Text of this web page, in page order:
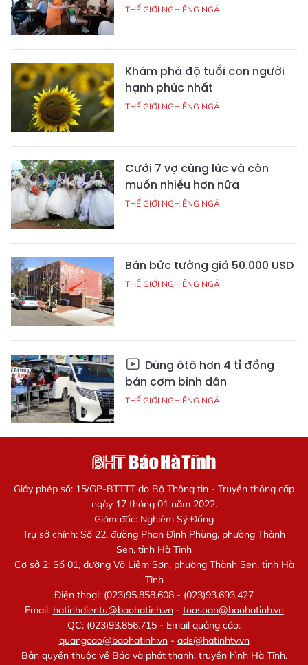
THẾ GIỚI NGHIÊNG NGẢ
Khám phá độ tuổi con người
hạnh phúc nhất
THẾ GIỚI NGHIÊNG NGẢ
Cưới 7 vợ cùng lúc và còn
muốn nhiều hơn nữa
THẾ GIỚI NGHIÊNG NGẢ
Bán bức tường giá 50.000 USD
THẾ GIỚI NGHIÊNG NGẢ
Dùng ôtô hơn 4 tỉ đồng
bán cơm bình dân
THẾ GIỚI NGHIÊNG NGẢ
Giấy phép số: 15/GP-BTTTT do Bộ Thông tin - Truyền thông cấp
ngày 17 tháng 01 năm 2022.
Giám đốc: Nghiêm Sỹ Đống
Trụ sở chính: Số 22, đường Phan Đình Phùng, phường Thành
Sen, tỉnh Hà Tĩnh
Cơ sở 2: Số 01, đường Võ Liêm Sơn, phường Thành Sen, tỉnh Hà
Tĩnh
Điện thoại: (023)95.858.608 - (023)93.693.427
Email: hatinhdientu@baohatinh.vn- toasoan@baohatinh.vn
QC: (023)93.856.715 - Email quảng cáo:
quangcao@baohatinh.vn- ads@hatinhtv.vn
Bản quyền thuộc về Báo và phát thanh, truyền hình Hà Tĩnh.